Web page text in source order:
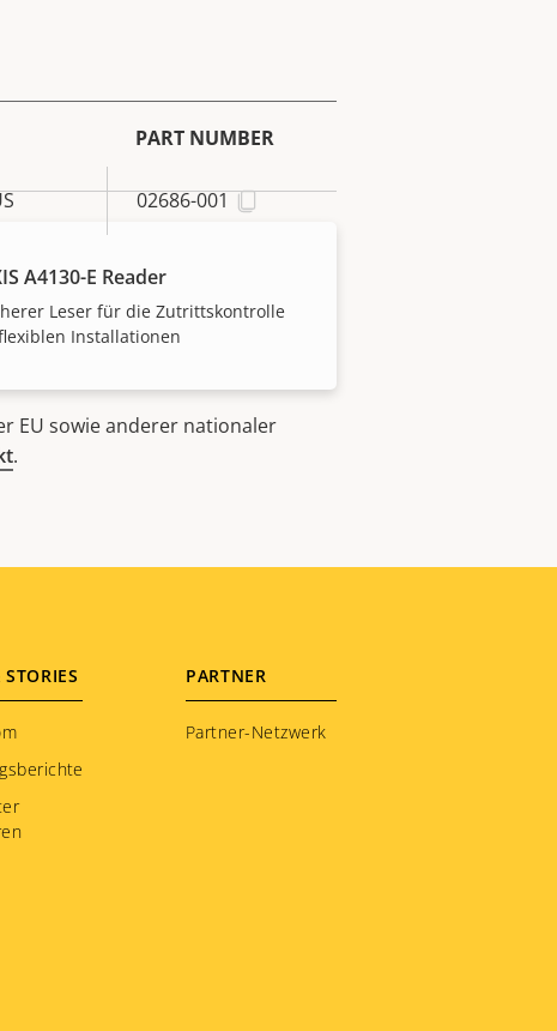
A4130-E Reader
Leser für die Zutrittskontrolle
Installationen
PART NUMBER
02686-001
EU sowie anderer nationaler
.
PARTNER
Partner-Netzwerk